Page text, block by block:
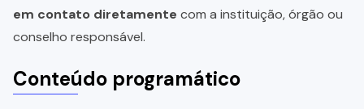
em contato diretamente com a instituição, órgão ou
conselho responsável.
Conteúdo programático